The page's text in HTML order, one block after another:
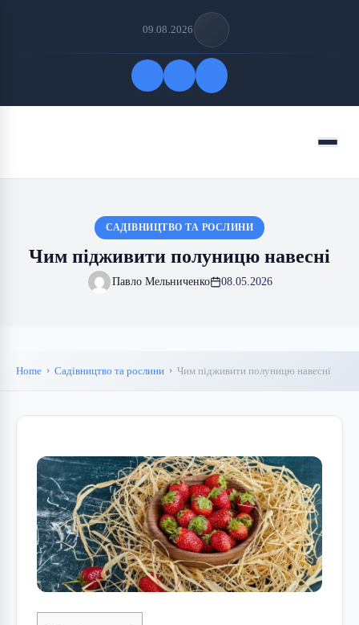
09.08.2026
Menu
САДІВНИЦТВО ТА РОСЛИНИ
Чим підживити полуницю навесні
Павло Мельниченко 08.05.2026
Home Садівництво та рослини Чим підживити полуницю навесні